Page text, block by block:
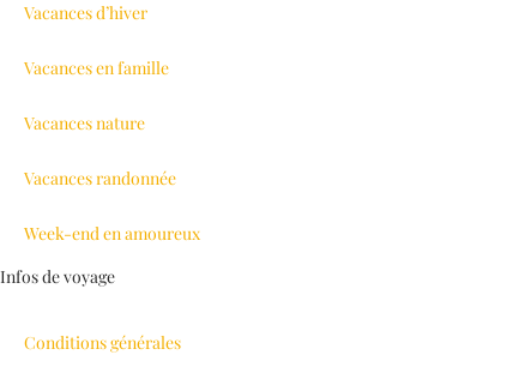
Vacances d’hiver
Vacances en famille
Vacances nature
Vacances randonnée
Week-end en amoureux
Infos de voyage
Conditions générales